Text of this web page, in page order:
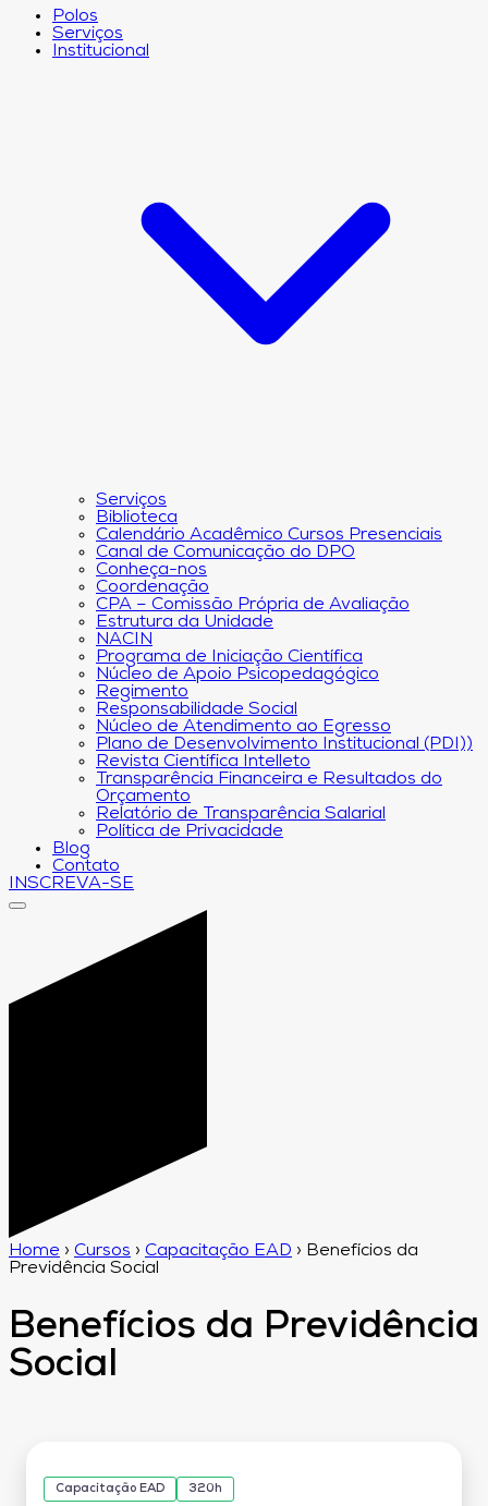
Polos
Serviços
Institucional
Serviços
Biblioteca
Calendário Acadêmico Cursos Presenciais
Canal de Comunicação do DPO
Conheça-nos
Coordenação
CPA – Comissão Própria de Avaliação
Estrutura da Unidade
NACIN
Programa de Iniciação Científica
Núcleo de Apoio Psicopedagógico
Regimento
Responsabilidade Social
Núcleo de Atendimento ao Egresso
Plano de Desenvolvimento Institucional (PDI))
Revista Científica Intelleto
Transparência Financeira e Resultados do
Orçamento
Relatório de Transparência Salarial
Política de Privacidade
Blog
Contato
INSCREVA-SE
Home › Cursos › Capacitação EAD › Benefícios da
Previdência Social
Benefícios da Previdência
Social
Capacitação EAD 320h